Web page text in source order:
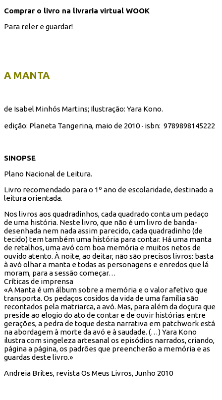
Comprar o livro na livraria virtual WOOK
Para reler e guardar!
A MANTA
de Isabel Minhós Martins; Ilustração: Yara Kono.
edição: Planeta Tangerina, maio de 2010 ‧ isbn: 9789898145222
SINOPSE
Plano Nacional de Leitura.
Livro recomendado para o 1º ano de escolaridade, destinado a
leitura orientada.
Nos livros aos quadradinhos, cada quadrado conta um pedaço
de uma história. Neste livro, que não é um livro de banda-
desenhada nem nada assim parecido, cada quadradinho (de
tecido) tem também uma história para contar. Há uma manta
de retalhos, uma avó com boa memória e muitos netos de
ouvido atento. À noite, ao deitar, não são precisos livros: basta
à avó olhar a manta e todas as personagens e enredos que lá
moram, para a sessão começar…
Críticas de imprensa
«A Manta é um álbum sobre a memória e o valor afetivo que
transporta. Os pedaços cosidos da vida de uma família são
recontados pela matriarca, a avó. Mas, para além da doçura que
preside ao elogio do ato de contar e de ouvir histórias entre
gerações, a pedra de toque desta narrativa em patchwork está
na abordagem à morte da avó e à saudade. (…) Yara Kono
ilustra com singeleza artesanal os episódios narrados, criando,
página a página, os padrões que preencherão a memória e as
guardas deste livro.»
Andreia Brites, revista Os Meus Livros, Junho 2010